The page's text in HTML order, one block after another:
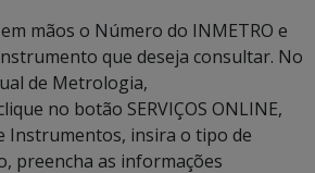
mãos o Número do INMETRO e
que deseja consultar. No
de Metrologia,
no botão SERVIÇOS ONLINE,
Instrumentos, insira o tipo de
preencha as informações